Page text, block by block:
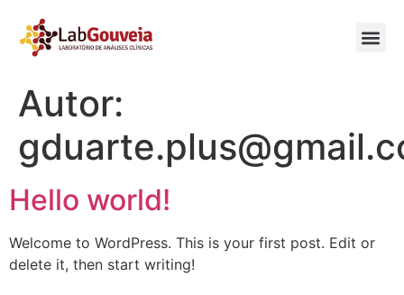
Autor:
Hello world!
Welcome to WordPress. This is your first post. Edit or
delete it, then start writing!